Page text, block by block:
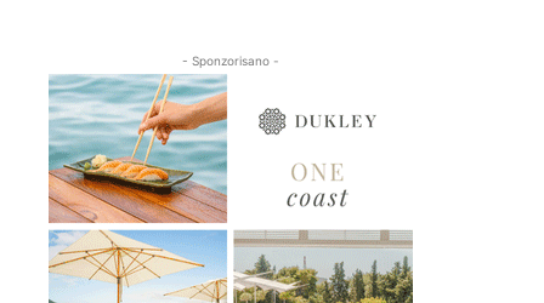
- Sponzorisano -